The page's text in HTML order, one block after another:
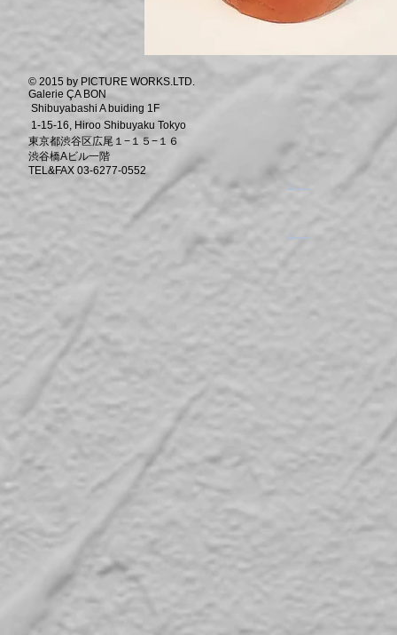
© 2015 by PICTURE WORKS.LTD.
Galerie ÇA BON
Shibuyabashi A buiding 1F
1-15-16, Hiroo Shibuyaku Tokyo
東京都渋谷区広尾１−１５−１６
渋谷橋Aビル一階
TEL&FAX 03-6277-0552
​。